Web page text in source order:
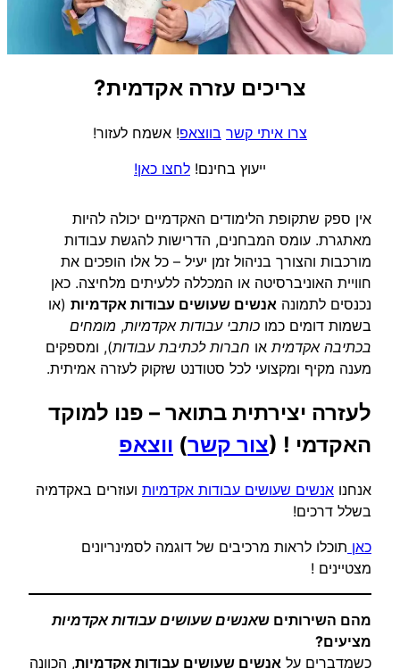
צריכים עזרה אקדמית?
צרו איתי קשר בווצאפ! אשמח לעזור!
ייעוץ בחינם! לחצו כאן!
אין ספק שתקופת הלימודים האקדמיים יכולה להיות
מאתגרת. עומס המבחנים, הדרישות להגשת עבודות
מורכבות והצורך בניהול זמן יעיל – כל אלו הופכים את
חוויית האוניברסיטה או המכללה ללעיתים מלחיצה. כאן
נכנסים לתמונה אנשים שעושים עבודות אקדמיות (או
בשמות דומים כמו כותבי עבודות אקדמיות, מומחים
בכתיבה אקדמית או חברות לכתיבת עבודות), ומספקים
מענה מקיף ומקצועי לכל סטודנט שזקוק לעזרה אמיתית.
לעזרה יצירתית בתואר – פנו למוקד
האקדמי ! (צור קשר) ווצאפ
אנחנו אנשים שעושים עבודות אקדמיות ועוזרים באקדמיה
בשלל דרכים!
כאן תוכלו לראות מרכיבים של דוגמה לסמינריונים
מצטיינים !
מהם השירותים שאנשים שעושים עבודות אקדמיות
מציעים?
כשמדברים על אנשים שעושים עבודות אקדמיות, הכוונה